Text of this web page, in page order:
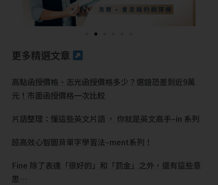
更多精選文章
高點函授價格、志光函授價格多少？選錯恐差到近9萬
元！市面函授價格一次比較
片語整理：懂這些英文片語 ， 你就是英文高手–in 系列
超高效心智圖背單字學習法–ment系列！
Fine 除了表達「很好的」和「罰金」之外，還有這些意
思…